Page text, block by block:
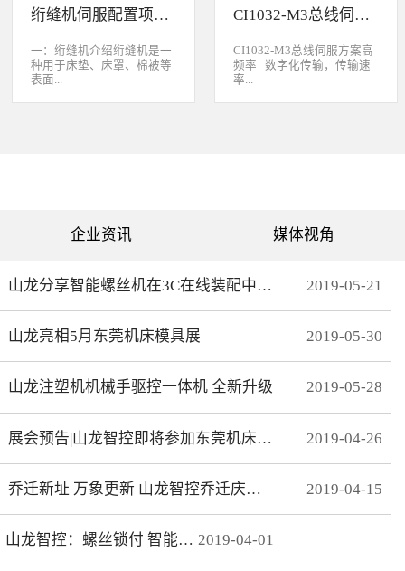
绗缝机伺服配置项目介绍
一：绗缝机介绍绗缝机是一
种用于床垫、床罩、棉被等
表面...
为单针设计，采用电脑可视
化界面控制机器移动实现花
绗缝机是以XY—Z型运动的
动，Z轴控制机头的绗缝。
（1）Z轴方向运动——绗缝
针上下的运动。（两个伺
（一个伺服）（3）Y轴方向
运动。（一个伺服）其中Z
轴是要两个伺服来配合完
成，伺服Z1：控制绗缝针上
动跟随不用电脑系统控制。
所以电脑是三轴系统，但却
控制着4个伺服。Z轴主要工
艺是：在500-2800针/分的
速度下，保证针始终能插入
CI1032-M3总线伺服方案
CI1032-M3总线伺服方案高
频率 数字化传输，传输速
率...
合远距离的电机控制。网线
式接线 减少前期接线、制
观。分期保护 可以实现系
拆卸功能，有效杜绝拖款。
伺服参数，一键设置下发，
冲100倍，多个轴联动加工
问题而导致的加 工不
协调、整体效果变形等。快
速 MECHATROLINK III总
响应频率，位 置速度指
令整定时间可达2ms以下。
精准 23位绝对值编码器，
企业资讯 媒体视角
山龙分享智能螺丝机在3C在线装配中的应用 2019-05-21
山龙亮相5月东莞机床模具展 2019-05-30
山龙注塑机机械手驱控一体机 全新升级 2019-05-28
展会预告|山龙智控即将参加东莞机床模具展 2019-04-26
乔迁新址 万象更新 山龙智控乔迁庆典隆重举行 2019-04-15
山龙智控：螺丝锁付 智能升级 2019-04-01